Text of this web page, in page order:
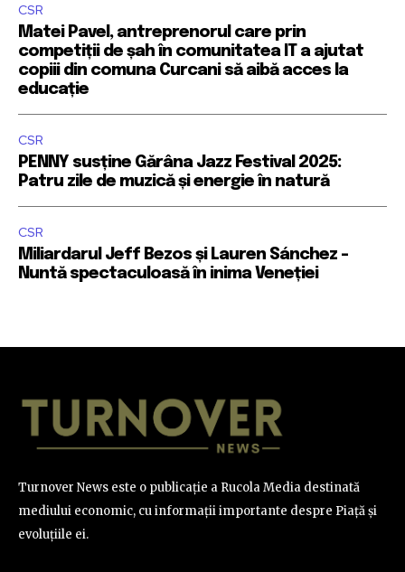
CSR
Matei Pavel, antreprenorul care prin
competiții de șah în comunitatea IT a ajutat
copiii din comuna Curcani să aibă acces la
educație
CSR
PENNY susține Gărâna Jazz Festival 2025:
Patru zile de muzică și energie în natură
CSR
Miliardarul Jeff Bezos și Lauren Sánchez –
Nuntă spectaculoasă în inima Veneției
Turnover News este o publicație a Rucola Media destinată
mediului economic, cu informații importante despre Piață și
evoluțiile ei.